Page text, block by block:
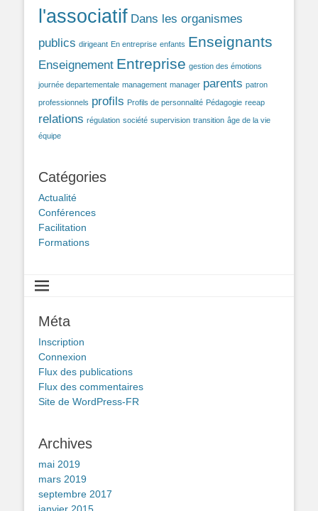
l'associatif Dans les organismes
publics dirigeant En entreprise enfants Enseignants
Enseignement Entreprise gestion des émotions
journée departementale management manager parents patron
professionnels profils Profils de personnalité Pédagogie reeap
relations régulation société supervision transition âge de la vie
équipe
Catégories
Actualité
Conférences
Facilitation
Formations
Méta
Inscription
Connexion
Flux des publications
Flux des commentaires
Site de WordPress-FR
Archives
mai 2019
mars 2019
septembre 2017